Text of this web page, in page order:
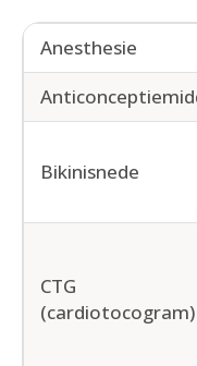
Anesthesie
Bikinisnede
CTG
(cardiotocogram)